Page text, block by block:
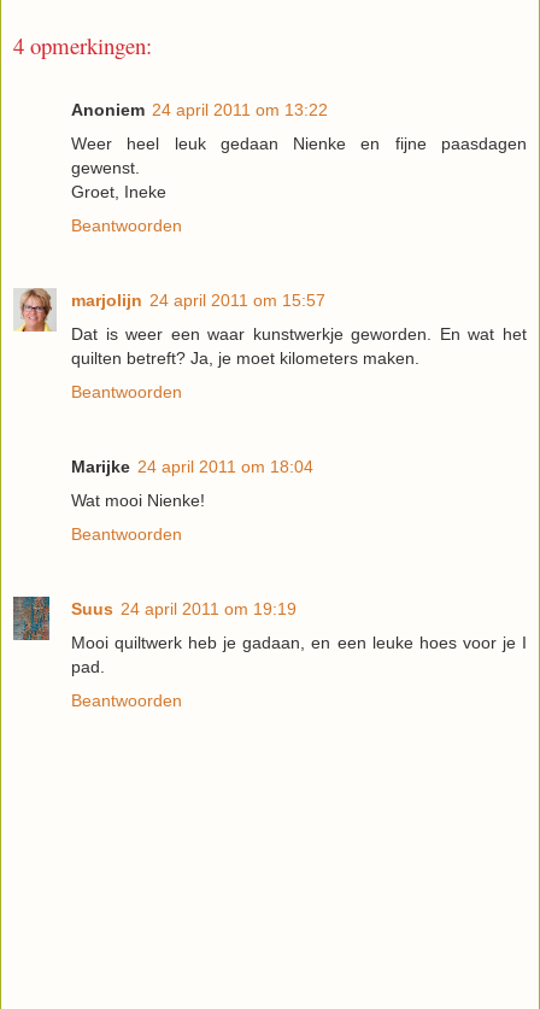
4 opmerkingen:
Anoniem 24 april 2011 om 13:22
Weer heel leuk gedaan Nienke en fijne paasdagen
gewenst.
Groet, Ineke
Beantwoorden
marjolijn 24 april 2011 om 15:57
Dat is weer een waar kunstwerkje geworden. En wat het
quilten betreft? Ja, je moet kilometers maken.
Beantwoorden
Marijke 24 april 2011 om 18:04
Wat mooi Nienke!
Beantwoorden
Suus 24 april 2011 om 19:19
Mooi quiltwerk heb je gadaan, en een leuke hoes voor je I
pad.
Beantwoorden